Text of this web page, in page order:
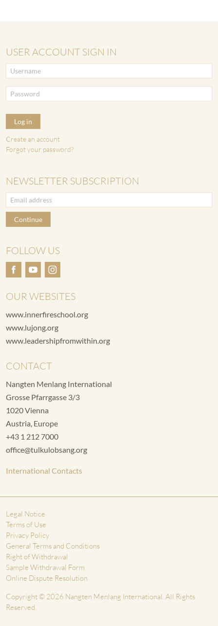
USER ACCOUNT SIGN IN
Log in
Create an account
Forgot your password?
NEWSLETTER SUBSCRIPTION
Continue
FOLLOW US
OUR WEBSITES
www.innerfireschool.org
www.lujong.org
www.leadershipfromwithin.org
CONTACT
Nangten Menlang International
Grosse Pfarrgasse 3/3
1020 Vienna
Austria, Europe
+43 1 212 7000
office@tulkulobsang.org
International Contacts
Legal Notice
Terms of Use
Privacy Policy
General Terms and Conditions
Right of Withdrawal
Sample Withdrawal Form
Online Dispute Resolution
Copyright © 2026 Nangten Menlang International. All Rights
Reserved.